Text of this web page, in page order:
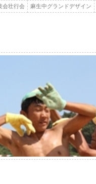
会壮行会 麻生中グランドデザイン